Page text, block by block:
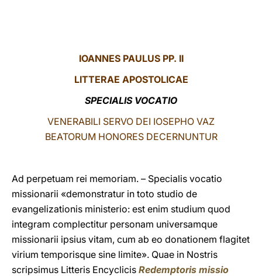
中文
IOANNES PAULUS PP. II
LITTERAE APOSTOLICAE
SPECIALIS VOCATIO
VENERABILI SERVO DEI IOSEPHO VAZ
BEATORUM HONORES DECERNUNTUR
Ad perpetuam rei memoriam. – Specialis vocatio
missionarii «demonstratur in toto studio de
evangelizationis ministerio: est enim studium quod
integram complectitur personam universamque
missionarii ipsius vitam, cum ab eo donationem flagitet
virium temporisque sine limite». Quae in Nostris
scripsimus Litteris Encyclicis Redemptoris missio